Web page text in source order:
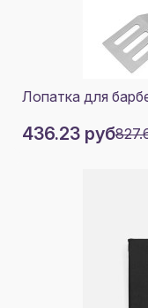
Лопатка для
436.23 руб